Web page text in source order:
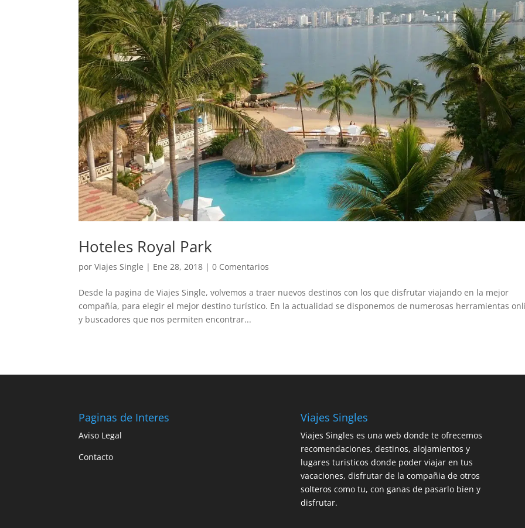
Hoteles Royal Park
porViajes Single | Ene 28, 2018 |0 Comentarios
Desde la pagina de Viajes Single, volvemos a traer nuevos destinos con los que disfrutar viajando en la mejor
compañía, para elegir el mejor destino turístico. En la actualidad se disponemos de numerosas herramientas
y buscadores que nos permiten encontrar...
Paginas de Interes
Aviso Legal
Contacto
Viajes Singles
Viajes Singles es una web donde te ofrecemos
recomendaciones, destinos, alojamientos y
lugares turisticos donde poder viajar en tus
vacaciones, disfrutar de la compañia de otros
solteros como tu, con ganas de pasarlo bien y
disfrutar.